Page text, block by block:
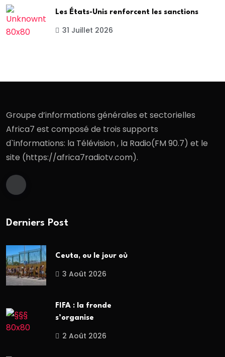
Les États-Unis renforcent les sanctions
31 Juillet 2026
Groupe d’informations générales et sectorielles
Africa7 est composé de trois supports
d`informations: la Télévision , la Radio(FM 90.7) et le
site (https://africa7radiotv.com).
Derniers Post
Ceuta, ou le jour où
3 Août 2026
FIFA : la fronde
s’organise
2 Août 2026